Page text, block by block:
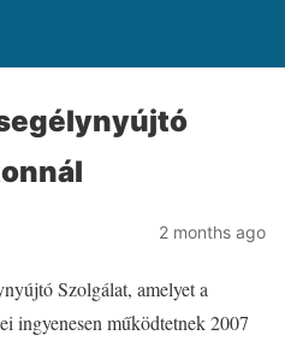
2 months ago
Szolgálat, amelyet a
ingyenesen működtetnek 2007